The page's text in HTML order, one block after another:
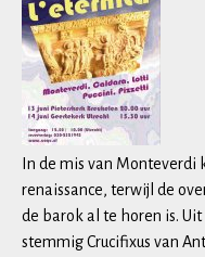
In de mis van Monteverdi
renaissance, terwijl de
de barok al te horen is.
stemmig Crucifixus van